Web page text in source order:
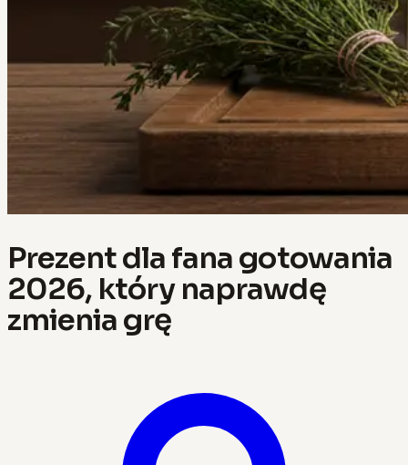
Prezent dla fana gotowania
2026, który naprawdę
zmienia grę